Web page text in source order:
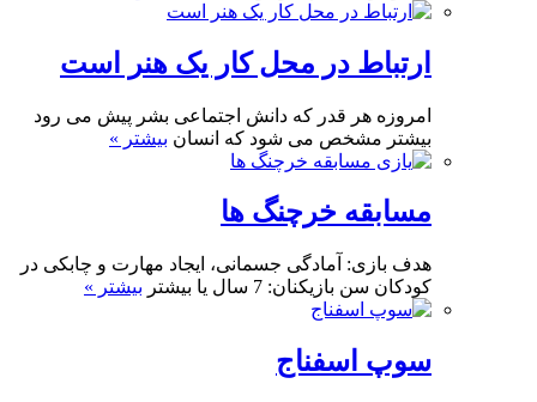
ارتباط در محل کار یک هنر است
امروزه هر قدر که دانش اجتماعی بشر پیش می رود
بیشتر مشخص می شود که انسان بیشتر »
مسابقه خرچنگ ها
هدف بازی: آمادگی جسمانی، ایجاد مهارت و چابکی در
کودکان سن بازیکنان: 7 سال یا بیشتر
بیشتر »
سوپ اسفناج